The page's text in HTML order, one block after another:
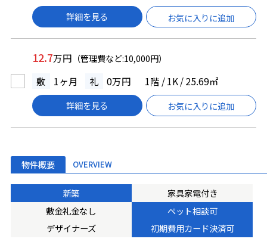
詳細を見る お気に入りに追加
12.7万円 （管理費など:10,000円）
敷 1ヶ月 礼 0万円 1階 / 1K / 25.69㎡
詳細を見る お気に入りに追加
物件概要 OVERVIEW
新築
家具家電付き
敷金礼金なし
ペット相談可
デザイナーズ
初期費用カード決済可